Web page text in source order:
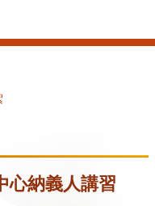
心納義人講習